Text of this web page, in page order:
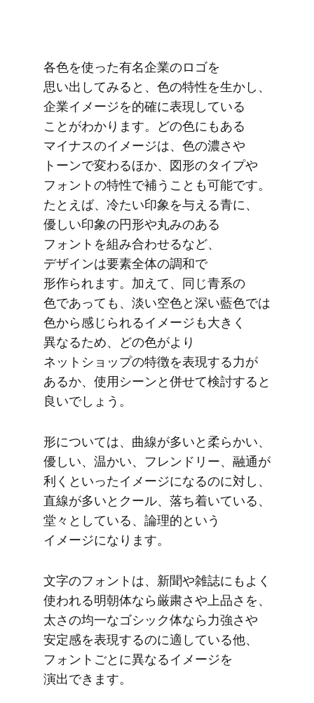
各色を​使った​有名企業の​ロゴを​
思い出してみると、​色の​特性を​生かし、​
企業イメージを​的確に​表現している​
ことが​わかります。​どの​色にも​ある​
マイナスの​イメージは、​色の​濃さや​
トーンで​変わる​ほか、​図形の​タイプや​
フォントの​特性で​補うことも​可能です。​
たとえば、​冷たい​印象を​与える​青に、​
優しい​印象の​円形や​丸みの​ある​
フォントを​組み合わせるなど、​
デザインは​要素全体の​調和で​
形作られます。​加えて、​同じ​青系の​
色であっても、​淡い​空色と​深い​藍色では​
色から​感じられる​イメージも​大きく​
異なる​ため、​どの​色が​より​
ネットショップの​特徴を​表現する​力が​
あるか、​使用シーンと​併せて​検討すると​
良いでしょう。
形に​ついては、​曲線が​多いと​柔らかい、​
優しい、​温かい、​フレンドリー、​融通が​
利くといった​イメージに​なるのに​対し、​
直線が​多いと​クール、​落ち着いている、​
堂々と​している、​論理的と​いう​
イメージに​なります。
文字の​フォントは、​新聞や​雑誌にも​よく​
使われる​明朝体なら​厳粛さや​上品さを、​
太さの​均一な​ゴシック体なら​力強さや​
安定感を​表現するのに​適している​他、​
フォントごとに​異なる​イメージを​
演出できます。